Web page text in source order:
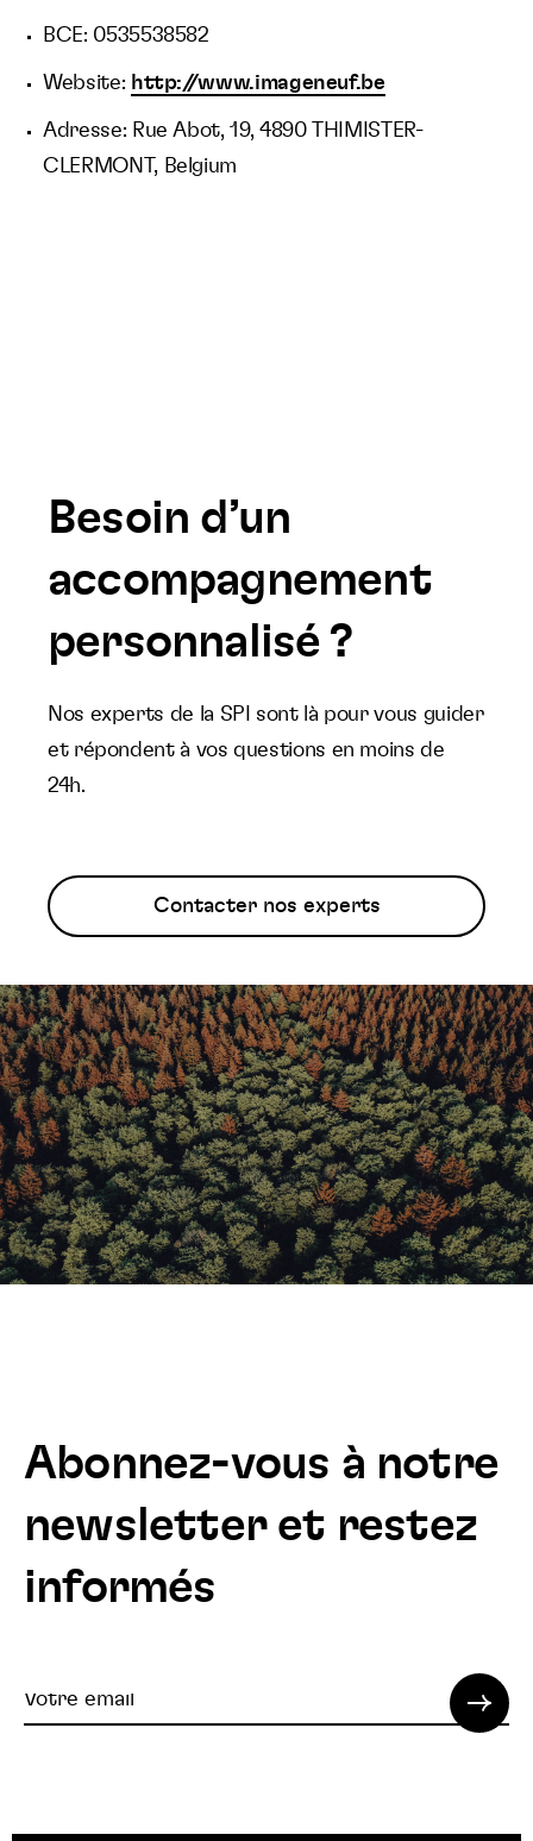
BCE: 0535538582
Website: http://www.imageneuf.be
Adresse: Rue Abot, 19, 4890 THIMISTER-
CLERMONT, Belgium
Besoin d’un
accompagnement
personnalisé ?
Nos experts de la SPI sont là pour vous guider
et répondent à vos questions en moins de
24h.
Contacter nos experts
Abonnez-vous à notre
newsletter et restez
informés
Votre